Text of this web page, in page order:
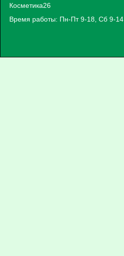
Косметика26
Время работы: Пн-Пт 9-18, Сб 9-14